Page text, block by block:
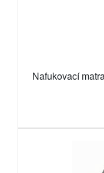
Nafukovací